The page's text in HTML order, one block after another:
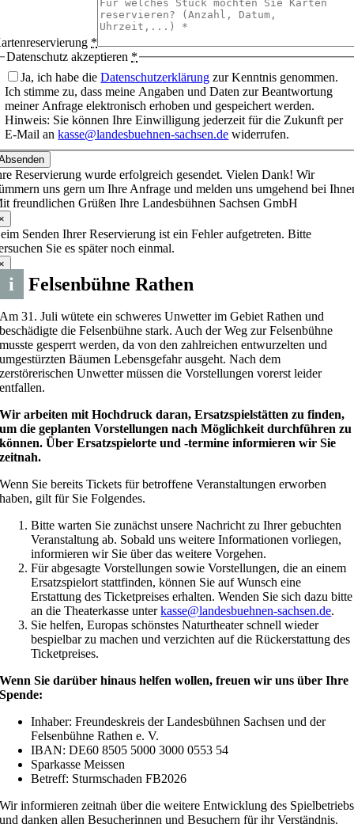
*
Datenschutz akzeptieren *
Ja, ich habe dieDatenschutzerklärung zur Kenntnis genommen.
Ich stimme zu, dass meine Angaben und Daten zur Beantwortung
meiner Anfrage elektronisch erhoben und gespeichert werden.
Hinweis: Sie können Ihre Einwilligung jederzeit für die Zukunft per
E-Mail ankasse@landesbuehnen-sachsen.de widerrufen.
Reservierung wurde erfolgreich gesendet. Vielen Dank! Wir
uns gern um Ihre Anfrage und melden uns umgehend bei
freundlichen Grüßen Ihre Landesbühnen Sachsen GmbH
Senden Ihrer Reservierung ist ein Fehler aufgetreten. Bitte
Sie es später noch einmal.
i Felsenbühne Rathen
Am 31. Juli wütete ein schweres Unwetter im Gebiet Rathen und
beschädigte die Felsenbühne stark. Auch der Weg zur Felsenbühne
musste gesperrt werden, da von den zahlreichen entwurzelten und
umgestürzten Bäumen Lebensgefahr ausgeht. Nach dem
zerstörerischen Unwetter müssen die Vorstellungen vorerst leider
entfallen.
Wir arbeiten mit Hochdruck daran, Ersatzspielstätten zu finden,
um die geplanten Vorstellungen nach Möglichkeit durchführen zu
können. Über Ersatzspielorte und -termine informieren wir Sie
zeitnah.
Wenn Sie bereits Tickets für betroffene Veranstaltungen erworben
haben, gilt für Sie Folgendes.
Bitte warten Sie zunächst unsere Nachricht zu Ihrer gebuchten
Veranstaltung ab. Sobald uns weitere Informationen vorliegen,
informieren wir Sie über das weitere Vorgehen.
Für abgesagte Vorstellungen sowie Vorstellungen, die an einem
Ersatzspielort stattfinden, können Sie auf Wunsch eine
Erstattung des Ticketpreises erhalten. Wenden Sie sich dazu bitte
an die Theaterkasse unterkasse@landesbuehnen-sachsen.de.
Sie helfen, Europas schönstes Naturtheater schnell wieder
bespielbar zu machen und verzichten auf die Rückerstattung des
Ticketpreises.
Wenn Sie darüber hinaus helfen wollen, freuen wir uns über Ihre
Spende:
Inhaber: Freundeskreis der Landesbühnen Sachsen und der
Felsenbühne Rathen e. V.
IBAN: DE60 8505 5000 3000 0553 54
Sparkasse Meissen
Betreff: Sturmschaden FB2026
Wir informieren zeitnah über die weitere Entwicklung des Spielbetriebs
und danken allen Besucherinnen und Besuchern für ihr Verständnis.